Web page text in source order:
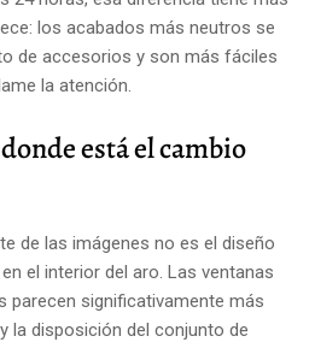
los acabados más neutros se
de accesorios y son más fáciles
la atención.
está el cambio
de las imágenes no es el diseño
el interior del aro. Las ventanas
parecen significativamente más
la disposición del conjunto de